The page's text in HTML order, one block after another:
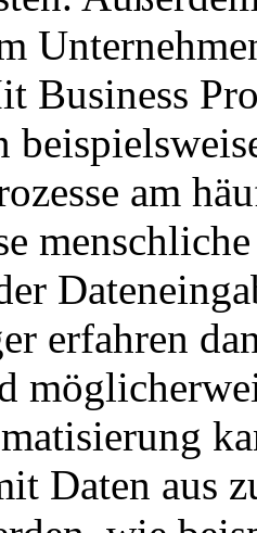
Business
am
erfahren
Daten aus